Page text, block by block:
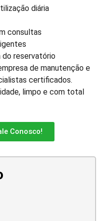
diária
consultas
do reservatório
de manutenção e
certificados.
limpo e com total
Conosco!